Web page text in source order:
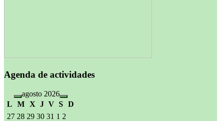
Agenda de actividades
agosto 2026
L
M X J V S D
27 28 29 30 31 1 2